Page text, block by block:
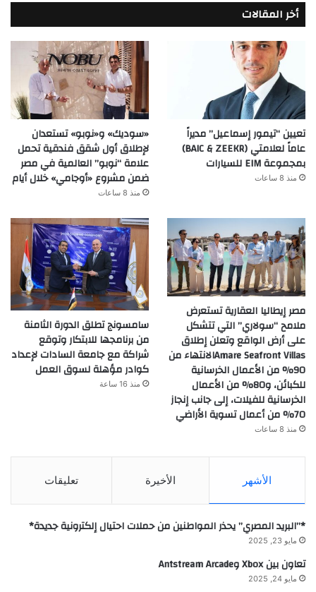
أخر المقالات
تعيين “تيمور إسماعيل” مديراً
عاماً لعلامتي (BAIC & ZEEKR)
بمجموعة EIM للسيارات
منذ 8 ساعات
«سوديك» و«نوبو» تستعدان
لإطلاق أول شقق فندقية تحمل
علامة “نوبو” العالمية في مصر
ضمن مشروع «أوجامي» خلال أيام
منذ 8 ساعات
مصر إيطاليا العقارية تستعرض
ملامح “سولاري” التي تتشكل
على أرض الواقع وتعلن إطلاق
Amare Seafront Villasالانتهاء من
90% من الأعمال الخرسانية
للكبائن، و80% من الأعمال
الخرسانية للفيلات، إلى جانب إنجاز
70% من أعمال تسوية الأراضي
منذ 8 ساعات
سامسونج تطلق الدورة الثامنة
من برنامجها للابتكار وتوقع
شراكة مع جامعة السادات لإعداد
كوادر مؤهلة لسوق العمل
منذ 16 ساعة
الأشهر الأخيرة تعليقات
*”البريد المصري” يحذر المواطنين من حملات احتيال إلكترونية جديدة*
مايو 23, 2025
تعاون بين Xbox وAntstream Arcade
مايو 24, 2025